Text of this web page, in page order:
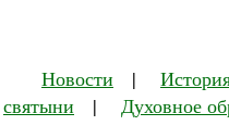
Новости |
святыни | Духовное